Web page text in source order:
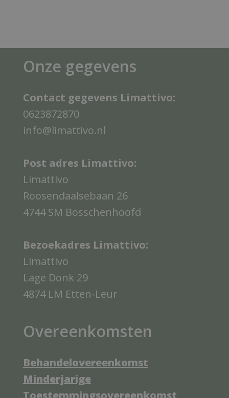
Onze gegevens
Contact gegevens Limattivo:
0623872870
info@limattivo.nl
Post adres Limattivo:
Limattivo
Roosendaalsebaan 26
4744 SM Bosschenhoofd
Bezoekadres Limattivo:
Limattivo
Lage Donk 29
4874 LM Etten-Leur
Overeenkomsten
Behandelovereenkomst
Minderjarige
Toestemmingsovereenkomst